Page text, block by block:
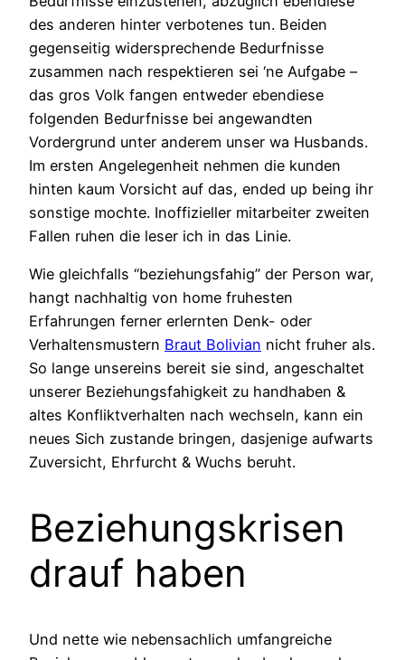
des anderen hinter verbotenes tun. Beiden
gegenseitig widersprechende Bedurfnisse
zusammen nach respektieren sei ‘ne Aufgabe –
das gros Volk fangen entweder ebendiese
folgenden Bedurfnisse bei angewandten
Vordergrund unter anderem unser wa Husbands.
Im ersten Angelegenheit nehmen die kunden
hinten kaum Vorsicht auf das, ended up being ihr
sonstige mochte. Inoffizieller mitarbeiter zweiten
Fallen ruhen die leser ich in das Linie.
Wie gleichfalls “beziehungsfahig” der Person war,
hangt nachhaltig von home fruhesten
Erfahrungen ferner erlernten Denk- oder
Verhaltensmustern Braut Bolivian nicht fruher als.
So lange unsereins bereit sie sind, angeschaltet
unserer Beziehungsfahigkeit zu handhaben &
altes Konfliktverhalten nach wechseln, kann ein
neues Sich zustande bringen, dasjenige aufwarts
Zuversicht, Ehrfurcht & Wuchs beruht.
Beziehungskrisen
drauf haben
Und nette wie nebensachlich umfangreiche